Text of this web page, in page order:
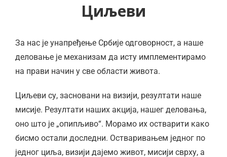
Циљеви
За нас је унапређење Србије одговорност, а наше
деловање је механизам да исту имплементирамо
на прави начин у све области живота.
Циљеви су, засновани на визији, резултати наше
мисије. Резултати наших акција, нашег деловања,
оно што је „опипљиво“. Морамо их остварити како
бисмо остали доследни. Остваривањем једног по
једног циља, визији дајемо живот, мисији сврху, а